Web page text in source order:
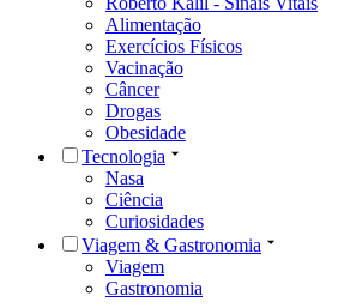
Alimentação
Exercícios Físicos
Vacinação
Câncer
Drogas
Obesidade
Tecnologia
Nasa
Ciência
Curiosidades
Viagem & Gastronomia
Viagem
Gastronomia